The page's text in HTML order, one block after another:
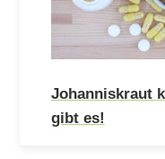
Johanniskraut
gibt es!